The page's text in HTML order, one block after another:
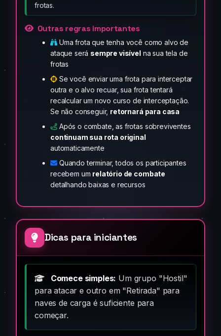
frotas.
Outras regras importantes
Uma frota que tenha você como alvo de
ataque será sempre visível na sua tela de
frotas
Se você enviar uma frota para interceptar
outra e o alvo recuar, sua frota tentará
recalcular um novo curso de interceptação.
Se não conseguir, retornará para casa
Após o combate, as frotas sobreviventes
continuam sua rota original
automaticamente
Quando terminar, todos os participantes
recebem um relatório de combate
detalhando baixas e recursos
Dicas para iniciantes
Comece simples: Um grupo "Hostil"
para atacar e outro em "Retirada" para
naves de carga é suficiente para
começar.